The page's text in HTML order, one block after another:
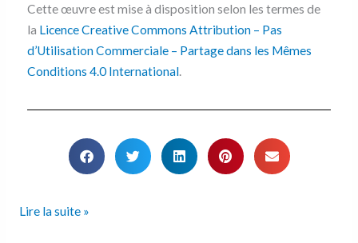
Cette œuvre est mise à disposition selon les termes de
la Licence Creative Commons Attribution – Pas
d’Utilisation Commerciale – Partage dans les Mêmes
Conditions 4.0 International.
Lire la suite »